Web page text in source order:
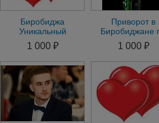
Биробиджа
Уникальный
Приворот на
Мужчину Приворот
на Женщину.
Гадание
1 000 ₽
Приворот в
Биробиджане
Фото на
Приворот на
Женщину
1 000 ₽